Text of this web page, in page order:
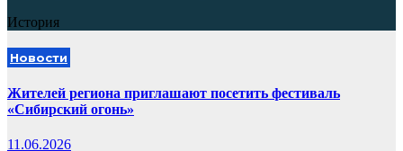
История
Новости
Жителей региона приглашают посетить фестиваль
«Сибирский огонь»
11.06.2026